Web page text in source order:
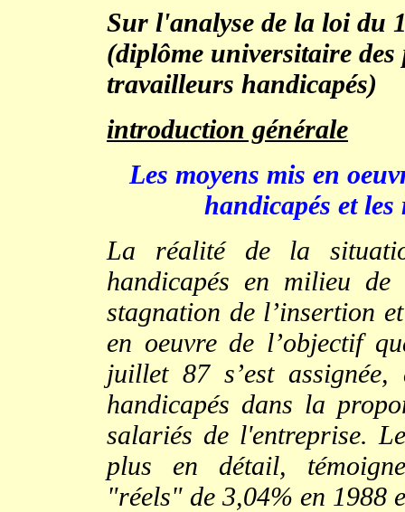
Sur l'analyse de la loi du
(diplôme universitaire
travailleurs handicapés)
introduction générale
Les moyens mis en
handicapés et les
La réalité de la
handicapés en milieu
stagnation de l’insertion
en oeuvre de l’objectif
juillet 87 s’est
handicapés dans la
salariés de l'entreprise.
plus en détail,
"réels" de 3,04% en 1988